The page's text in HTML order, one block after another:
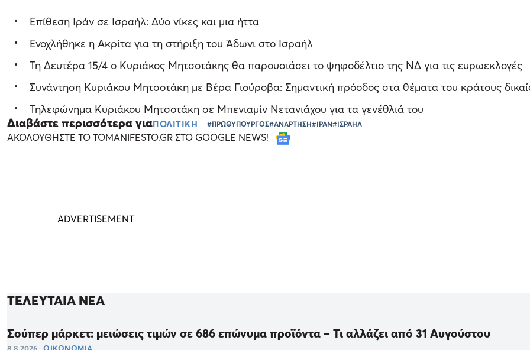
Επίθεση Ιράν σε Ισραήλ: Δύο νίκες και μια ήττα
Ενοχλήθηκε η Ακρίτα για τη στήριξη του Άδωνι στο Ισραήλ
Τη Δευτέρα 15/4 ο Κυριάκος Μητσοτάκης θα παρουσιάσει το ψηφοδέλτιο της ΝΔ για τις ευρωεκλογές
Συνάντηση Κυριάκου Μητσοτάκη με Βέρα Γιούροβα: Σημαντική πρόοδος στα θέματα του κράτους
Τηλεφώνημα Κυριάκου Μητσοτάκη σε Μπενιαμίν Νετανιάχου για τα γενέθλιά του
Διαβάστε περισσότερα γιαΠΟΛΙΤΙΚΗ #ΠΡΩΘΥΠΟΥΡΓΟΣ#ΑΝΑΡΤΗΣΗ#ΙΡΑΝ#ΙΣΡΑΗΛ
ΑΚΟΛΟΥΘΗΣΤΕ ΤΟ TOMANIFESTO.GR ΣΤΟ GOOGLE NEWS!
ΤΕΛΕΥΤΑΙΑ ΝΕΑ
Σούπερ μάρκετ: μειώσεις τιμών σε 686 επώνυμα προϊόντα – Τι αλλάζει από 31 Αυγούστου
8.8.2026 ΟΙΚΟΝΟΜΙΑ